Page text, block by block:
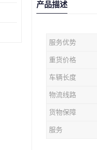
产品描述
服务优势
重货价格
车辆长度
物流线路
货物保障
服务